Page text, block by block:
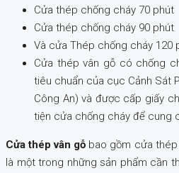
Cửa thép chống cháy 70 phút
Cửa thép chống cháy 90 phút
Và cửa Thép chống cháy 120
Cửa thép vân gỗ có chống
tiêu chuẩn của cục Cảnh Sát
Công An) và được cấp giấy
tiện cửa chống cháy để cung
Cửa thép vân gỗ bao gồm cửa
là một trong những sản phẩm cần